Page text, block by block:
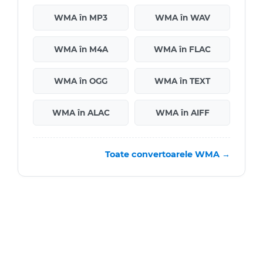
WMA în MP3 WMA în WAV
WMA în M4A WMA în FLAC
WMA în OGG WMA în TEXT
WMA în ALAC WMA în AIFF
Toate convertoarele WMA →